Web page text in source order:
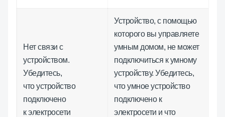
Нет связи с
устройством.
Убедитесь,
что устройство
подключено
к электросети
Устройство, с помощью
которого вы управляете
умным домом, не может
подключиться к умному
устройству. Убедитесь,
что умное устройство
подключено к
электросети и что